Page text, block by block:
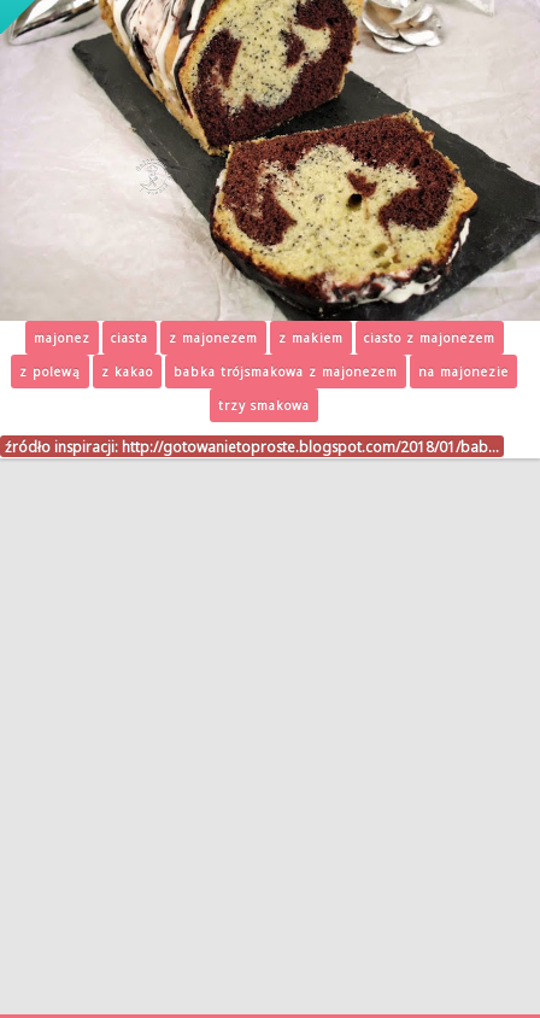
majonez ciasta z majonezem z makiem
ciasto z majonezem
z polewą
z kakao babka trójsmakowa z majonezem
na majonezie
trzy smakowa
źródło inspiracji: http://gotowanietoproste.blogspot.com/2018/01/bab…